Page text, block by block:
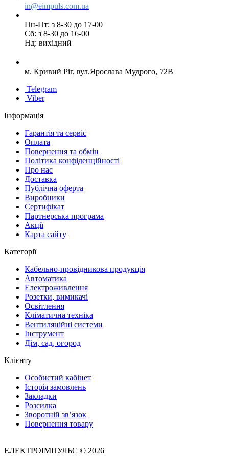
in@eimpuls.com.ua
Пн-Пт: з 8-30 до 17-00
Сб: з 8-30 до 16-00
Нд: вихідний
м. Кривий Ріг, вул.Ярослава Мудрого, 72В
Telegram
Viber
Інформація
Гарантія та сервіс
Оплата
Повернення та обмін
Політика конфіденційності
Про нас
Доставка
Публічна оферта
Виробники
Сертифікат
Партнерська програма
Акції
Карта сайту
Категорії
Кабельно-провідникова продукція
Автоматика
Електроживлення
Розетки, вимикачі
Освітлення
Кліматична техніка
Вентиляційні системи
Інструмент
Дім, сад, огород
Клієнту
Особистий кабінет
Історія замовлень
Закладки
Розсилка
Зворотній зв’язок
Повернення товару
ЕЛЕКТРОІМПУЛЬС © 2026